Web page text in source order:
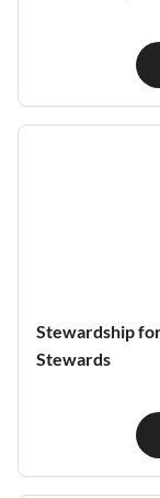
Stewardship
Stewards